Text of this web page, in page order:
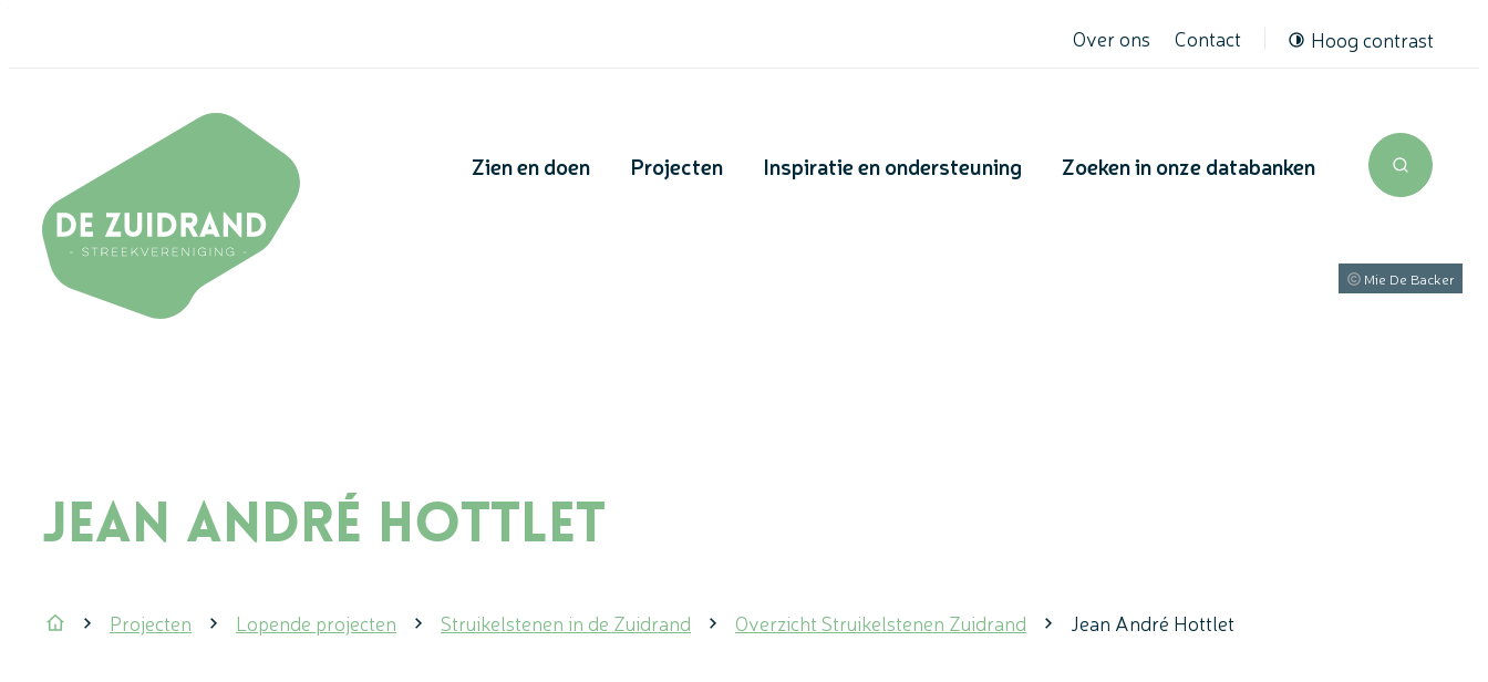
Over ons Contact Hoog contrast
Zien en doen Projecten Inspiratie en ondersteuning Zoeken in onze databanken Zoek
Mie De Backer
Jean André Hottlet
StartpaginaProjecten Lopende projecten Struikelstenen in de Zuidrand Overzicht Struikelstenen Zuidrand Jean André Hottlet